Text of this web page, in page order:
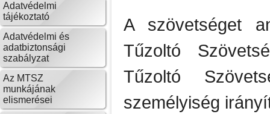
Adatvédelmi
tájékoztató
Adatvédelmi és
adatbiztonsági
szabályzat
Az MTSZ
munkájának
elismerései
A szövetséget
Tűzoltó
Tűzoltó
személyiség